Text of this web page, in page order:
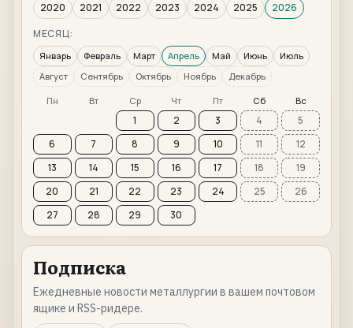
2020
2021 2022 2023 2024 2025
2026
МЕСЯЦ:
Январь Февраль Март Апрель Май Июнь
Июль
Август
Сентябрь Октябрь Ноябрь Декабрь
Пн Вт Ср Чт Пт Сб Вс
1 2 3 4
5
6
7 8 9 10 11
12
13
14 15 16 17 18
19
20
21 22 23 24 25
26
27
28 29 30
Подписка
Ежедневные новости металлургии в вашем почтовом
ящике и RSS-ридере.